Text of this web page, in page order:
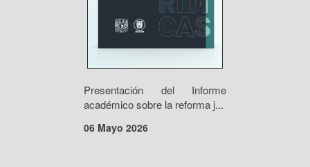
Presentación del Informe
académico sobre la reforma j...
06 Mayo 2026